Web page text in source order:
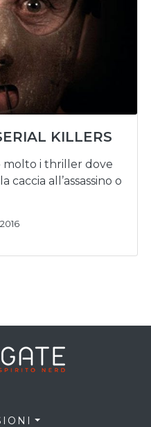
KILLERS
molto i thriller dove
caccia all’assassino o